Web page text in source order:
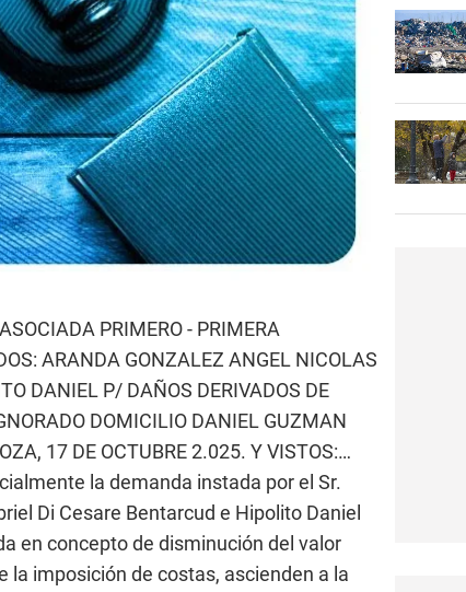
PRIMERO - PRIMERA
ARANDA GONZALEZ ANGEL NICOLAS
DANIEL P/ DAÑOS DERIVADOS DE
DOMICILIO DANIEL GUZMAN
17 DE OCTUBRE 2.025. Y VISTOS:…
la demanda instada por el Sr.
Di Cesare Bentarcud e Hipolito Daniel
en concepto de disminución del valor
la imposición de costas, ascienden a la